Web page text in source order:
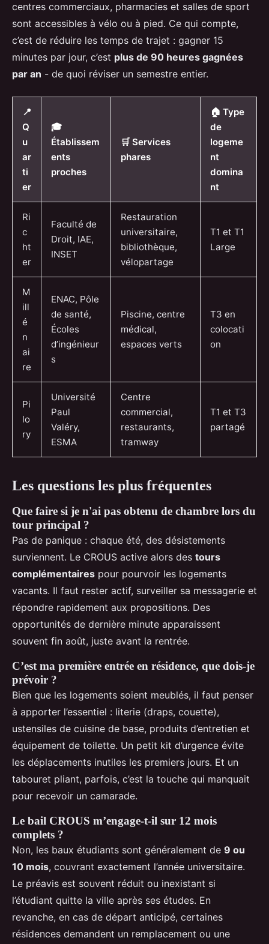
centres commerciaux, pharmacies et salles de sport
sont accessibles à vélo ou à pied. Ce qui compte,
c’est de réduire les temps de trajet : gagner 15
minutes par jour, c’est plus de 90 heures gagnées
par an - de quoi réviser un semestre entier.
📍
Q
u
ar
ti
er
🎓
Établissem
ents
proches
🛒 Services
phares
🏠 Type
de
logeme
nt
domina
nt
Ri
c
ht
er
Faculté de
Droit, IAE,
INSET
Restauration
universitaire,
bibliothèque,
vélopartage
T1 et T1
Large
M
ill
é
n
ai
re
ENAC, Pôle
de santé,
Écoles
d’ingénieur
s
Piscine, centre
médical,
espaces verts
T3 en
colocati
on
Pi
lo
ry
Université
Paul
Valéry,
ESMA
Centre
commercial,
restaurants,
tramway
T1 et T3
partagé
Les questions les plus fréquentes
Que faire si je n'ai pas obtenu de chambre lors du
tour principal ?
Pas de panique : chaque été, des désistements
surviennent. Le CROUS active alors des tours
complémentaires pour pourvoir les logements
vacants. Il faut rester actif, surveiller sa messagerie et
répondre rapidement aux propositions. Des
opportunités de dernière minute apparaissent
souvent fin août, juste avant la rentrée.
C’est ma première entrée en résidence, que dois-je
prévoir ?
Bien que les logements soient meublés, il faut penser
à apporter l’essentiel : literie (draps, couette),
ustensiles de cuisine de base, produits d’entretien et
équipement de toilette. Un petit kit d’urgence évite
les déplacements inutiles les premiers jours. Et un
tabouret pliant, parfois, c’est la touche qui manquait
pour recevoir un camarade.
Le bail CROUS m’engage-t-il sur 12 mois
complets ?
Non, les baux étudiants sont généralement de 9 ou
10 mois, couvrant exactement l’année universitaire.
Le préavis est souvent réduit ou inexistant si
l’étudiant quitte la ville après ses études. En
revanche, en cas de départ anticipé, certaines
résidences demandent un remplacement ou une